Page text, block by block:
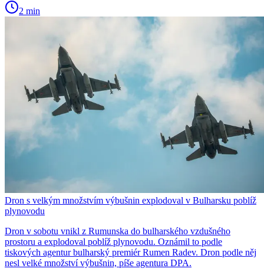
2 min
Dron s velkým množstvím výbušnin explodoval v Bulharsku poblíž
plynovodu
Dron v sobotu vnikl z Rumunska do bulharského vzdušného
prostoru a explodoval poblíž plynovodu. Oznámil to podle
tiskových agentur bulharský premiér Rumen Radev. Dron podle něj
nesl velké množství výbušnin, píše agentura DPA.